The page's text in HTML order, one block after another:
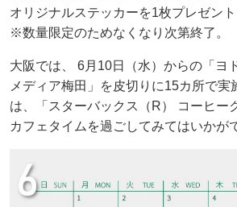
オリジナルステッカーを1枚プレゼント
※数量限定のためなくなり次第終了。
大阪では、 6月10日（水）からの「ヨ
メディア梅田」を皮切りに15カ所で実
は、「スターバックス（R） コーヒー
カフェタイムを過ごしてみてはいかが